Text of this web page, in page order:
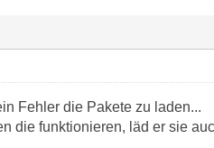
Fehler die Pakete zu laden...
die funktionieren, läd er sie